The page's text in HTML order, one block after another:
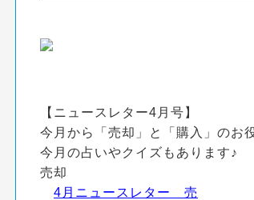
【ニュースレター4月号】
今月から「売却」と「購入」のお
今月の占いやクイズもあります♪
売却
4月ニュースレター 売